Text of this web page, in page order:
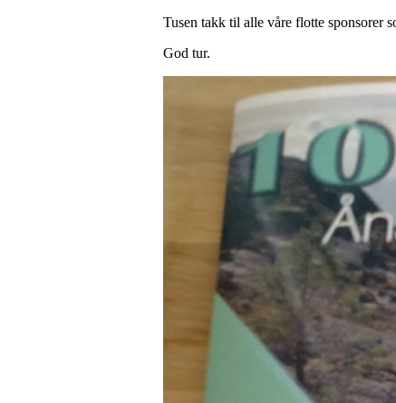
Tusen takk til alle våre flotte sponsorer
God tur.